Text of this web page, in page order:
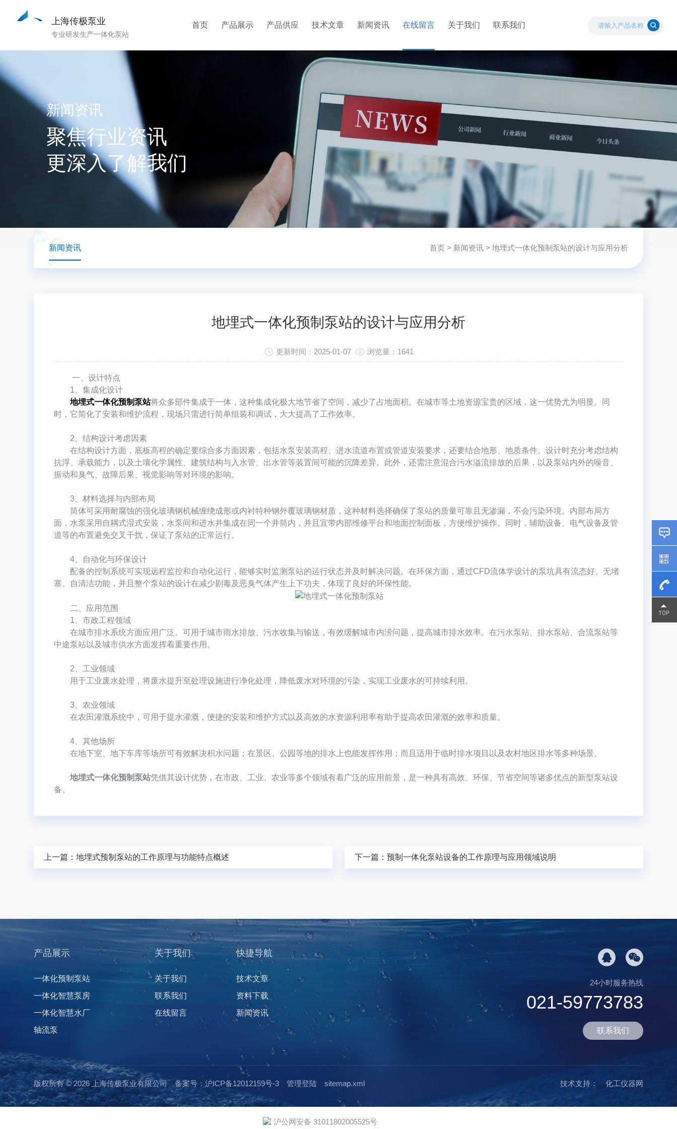
上海传极泵业
专业研发生产一体化泵站
首页 产品展示 产品供应 技术文章 新闻资讯 在线留言 关于我们 联系我们
新闻资讯
聚焦行业资讯
更深入了解我们
首页> 新闻资讯> 地埋式一体化预制泵站的设计与应用分析
新闻资讯
地埋式一体化预制泵站的设计与应用分析
更新时间：2025-01-07 浏览量：1641
一、设计特点
1、集成化设计
地埋式一体化预制泵站将众多部件集成于一体，这种集成化极大地节省了空间，减少了占地面积。在城市等土地资源宝贵的区域，这一优势尤为明显。同
时，它简化了安装和维护流程，现场只需进行简单组装和调试，大大提高了工作效率。
2、结构设计考虑因素
在结构设计方面，底板高程的确定要综合多方面因素，包括水泵安装高程、进水流道布置或管道安装要求，还要结合地形、地质条件。设计时充分考虑结构
抗浮、承载能力，以及土壤化学属性、建筑结构与入水管、出水管等装置间可能的沉降差异。此外，还需注意混合污水溢流排放的后果，以及泵站内外的噪音、
振动和臭气、故障后果、视觉影响等对环境的影响。
3、材料选择与内部布局
筒体可采用耐腐蚀的强化玻璃钢机械缠绕成形或内衬特种钢外覆玻璃钢材质，这种材料选择确保了泵站的质量可靠且无渗漏，不会污染环境。内部布局方
面，水泵采用自耦式湿式安装，水泵间和进水井集成在同一个井筒内，并且宜带内部维修平台和地面控制面板，方便维护操作。同时，辅助设备、电气设备及管
道等的布置避免交叉干扰，保证了泵站的正常运行。
4、自动化与环保设计
配备的控制系统可实现远程监控和自动化运行，能够实时监测泵站的运行状态并及时解决问题。在环保方面，通过CFD流体学设计的泵坑具有流态好、无堵
塞、自清洁功能，并且整个泵站的设计在减少剧毒及恶臭气体产生上下功夫，体现了良好的环保性能。
二、应用范围
1、市政工程领域
在城市排水系统方面应用广泛。可用于城市雨水排放、污水收集与输送，有效缓解城市内涝问题，提高城市排水效率。在污水泵站、排水泵站、合流泵站等
中途泵站以及城市供水方面发挥着重要作用。
2、工业领域
用于工业废水处理，将废水提升至处理设施进行净化处理，降低废水对环境的污染，实现工业废水的可持续利用。
3、农业领域
在农田灌溉系统中，可用于提水灌溉，便捷的安装和维护方式以及高效的水资源利用率有助于提高农田灌溉的效率和质量。
4、其他场所
在地下室、地下车库等场所可有效解决积水问题；在景区、公园等地的排水上也能发挥作用；而且适用于临时排水项目以及农村地区排水等多种场景。
地埋式一体化预制泵站凭借其设计优势，在市政、工业、农业等多个领域有着广泛的应用前景，是一种具有高效、环保、节省空间等诸多优点的新型泵站设
备。
上一篇：地埋式预制泵站的工作原理与功能特点概述 下一篇：预制一体化泵站设备的工作原理与应用领域说明
产品展示
一体化预制泵站
一体化智慧泵房
一体化智慧水厂
轴流泵
关于我们
关于我们
联系我们
在线留言
快捷导航
技术文章
资料下载
新闻资讯
24小时服务热线
021-59773783
联系我们
版权所有 © 2026 上海传极泵业有限公司备案号：沪ICP备12012159号-3 管理登陆 sitemap.xml 技术支持： 化工仪器网
沪公网安备 31011802005525号